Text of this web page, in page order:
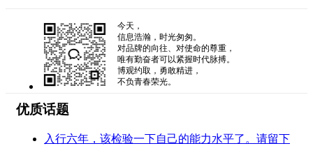
今天，
信息浩瀚，时光匆匆。
对品牌的向往、对使命的尊重，
唯有勤奋者可以紧握时代脉搏。
博观约取，勇敢精进，
不负青春荣光。
优质话题
入行六年，该检验一下自己的能力水平了。请留下